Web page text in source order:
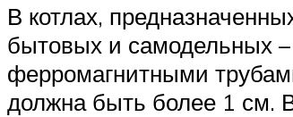
В котлах,
бытовых и самодельных
ферромагнитными
должна быть более 1 см.